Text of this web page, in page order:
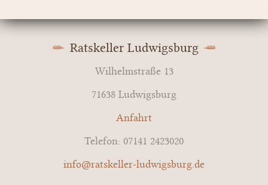
Ratskeller Ludwigsburg
Wilhelmstraße 13
71638 Ludwigsburg
Anfahrt
Telefon: 07141 2423020
info@ratskeller-ludwigsburg.de